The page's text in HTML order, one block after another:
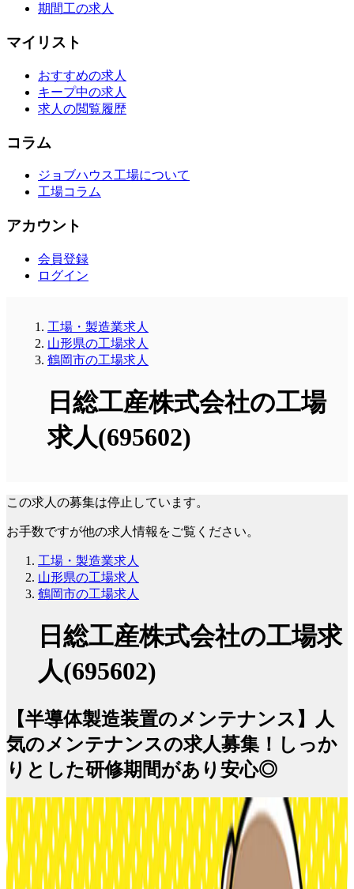
期間工の求人
マイリスト
おすすめの求人
キープ中の求人
求人の閲覧履歴
コラム
ジョブハウス工場について
工場コラム
アカウント
会員登録
ログイン
工場・製造業求人
山形県の工場求人
鶴岡市の工場求人
日総工産株式会社の工場
求人(695602)
この求人の募集は停止しています。
お手数ですが他の求人情報をご覧ください。
工場・製造業求人
山形県の工場求人
鶴岡市の工場求人
日総工産株式会社の工場求
人(695602)
【半導体製造装置のメンテナンス】人
気のメンテナンスの求人募集！しっか
りとした研修期間があり安心◎